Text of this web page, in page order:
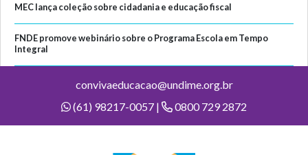
MEC lança coleção sobre cidadania e educação fiscal
FNDE promove webinário sobre o Programa Escola em Tempo
Integral
convivaeducacao@undime.org.br
(61) 98217-0057 |
0800 729 2872